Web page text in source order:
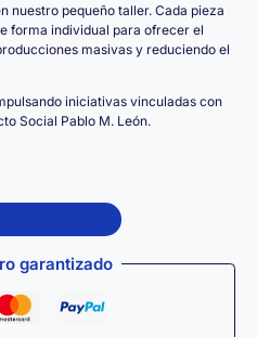
nuestro pequeño taller. Cada pieza
forma individual para ofrecer el
masivas y reduciendo el
iniciativas vinculadas con
Social Pablo M. León.
garantizado